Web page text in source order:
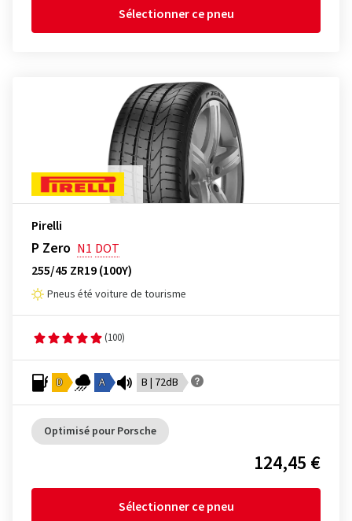
Sélectionner ce pneu
Pirelli
P Zero N1 DOT
255/45 ZR19 (100Y)
Pneus été voiture de tourisme
(100)
D A B | 72dB
Optimisé pour Porsche
124,45 €
Sélectionner ce pneu